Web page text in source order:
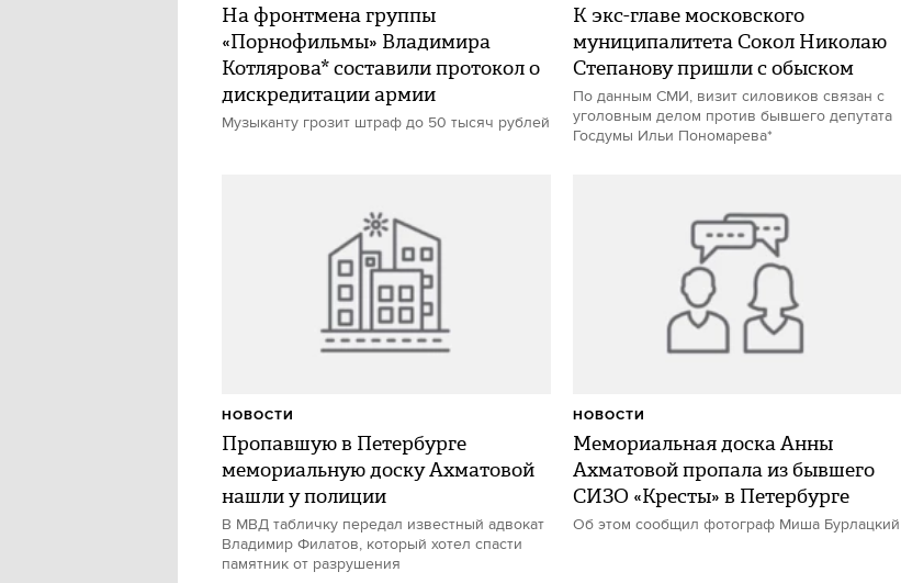
На фронтмена группы
«Порнофильмы» Владимира
Котлярова* составили протокол о
дискредитации армии
Музыканту грозит штраф до 50 тысяч рублей
К экс-главе московского
муниципалитета Сокол Николаю
Степанову пришли с обыском
По данным СМИ, визит силовиков связан с
уголовным делом против бывшего депутата
Госдумы Ильи Пономарева*
Пропавшую в Петербурге
мемориальную доску Ахматовой
нашли у полиции
В МВД табличку передал известный адвокат
Владимир Филатов, который хотел спасти
памятник от разрушения
НОВОСТИ
Мемориальная доска Анны
Ахматовой пропала из бывшего
СИЗО «Кресты» в Петербурге
Об этом сообщил фотограф Миша Бурлацкий
НОВОСТИ